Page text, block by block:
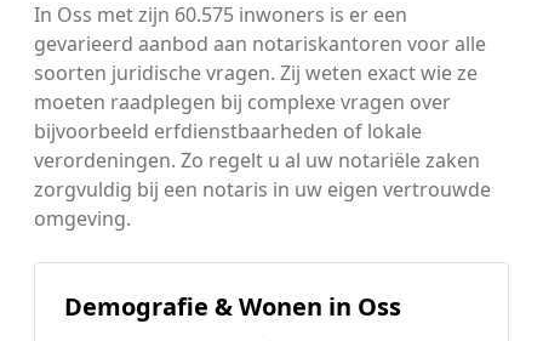
In Oss met zijn 60.575 inwoners is er een
gevarieerd aanbod aan notariskantoren voor alle
soorten juridische vragen. Zij weten exact wie ze
moeten raadplegen bij complexe vragen over
bijvoorbeeld erfdienstbaarheden of lokale
verordeningen. Zo regelt u al uw notariële zaken
zorgvuldig bij een notaris in uw eigen vertrouwde
omgeving.
Demografie & Wonen in Oss